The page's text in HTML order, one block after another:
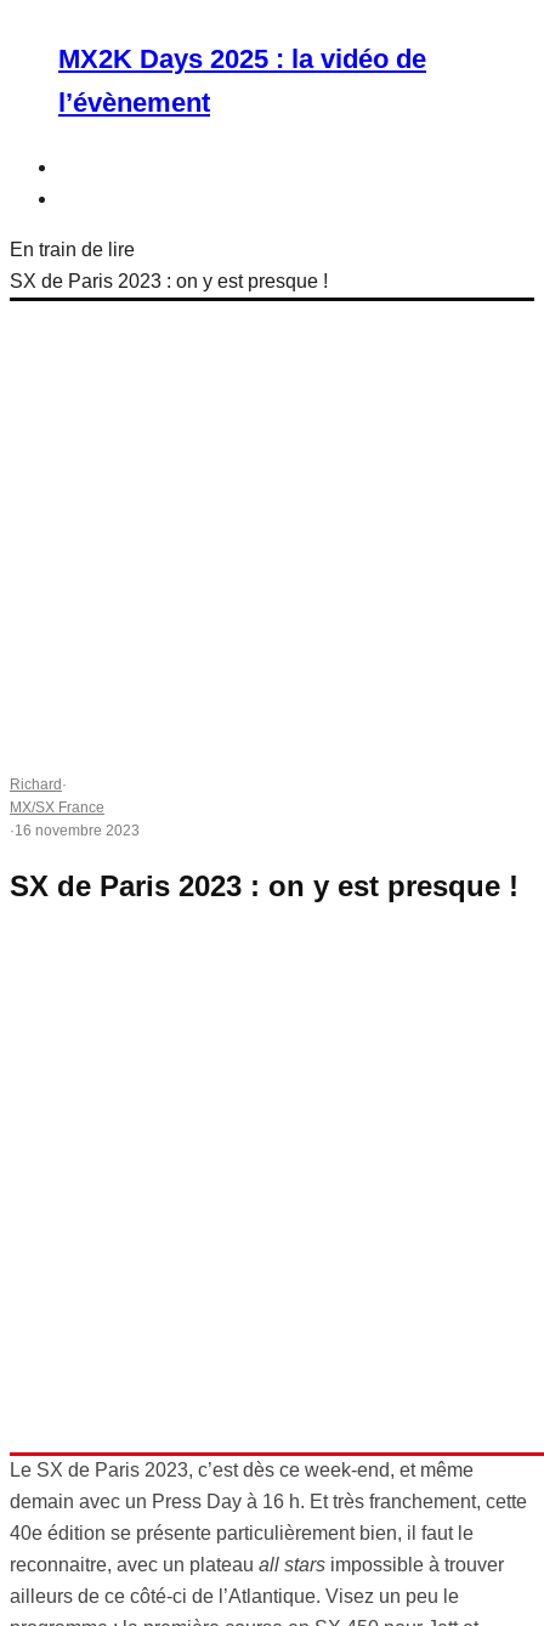
MX2K Days 2025 : la vidéo de
l’évènement
En train de lire
SX de Paris 2023 : on y est presque !
Richard ·
MX/SX France
·16 novembre 2023
SX de Paris 2023 : on y est presque !
Le SX de Paris 2023, c’est dès ce week-end, et même
demain avec un Press Day à 16 h. Et très franchement, cette
40e édition se présente particulièrement bien, il faut le
reconnaitre, avec un plateau all stars impossible à trouver
ailleurs de ce côté-ci de l’Atlantique. Visez un peu le